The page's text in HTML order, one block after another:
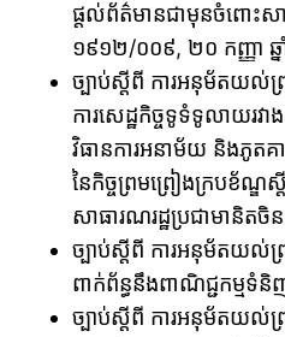
ផ្តល់ព័ត៌មានជាមុនចំពោះសា
១៩១២/០០៩, ២០ កញ្ញា ឆ្
ច្បាប់ស្តីពី ការអនុម័តយល់ព្
ការសេដ្ឋកិច្ចទូទំទូលាយរ
វិធានការអនាម័យ និងភូតគ
នៃកិច្ចព្រមព្រៀងក្របខ័ណ្ឌ
សាធារណរដ្ឋប្រជាមានិត
ច្បាប់ស្តីពី ការអនុម័តយល់ព្
ពាក់ព័ន្ធនឹងពាណិជ្ជកម្ម
ច្បាប់ស្តីពី ការអនុម័តយល់ព្រ